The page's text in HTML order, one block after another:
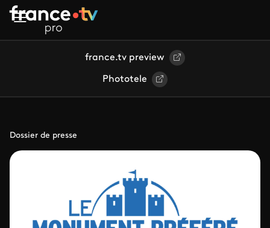
Aller au contenu principal
france.tv preview
Phototele
Dossier de presse